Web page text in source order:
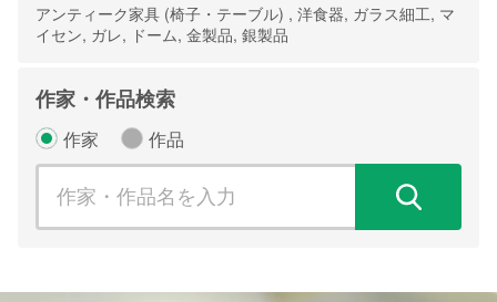
アンティーク家具 (椅子・テーブル) , 洋食器, ガラス細工, マ
イセン, ガレ, ドーム, 金製品, 銀製品
作家・作品検索
作家 作品